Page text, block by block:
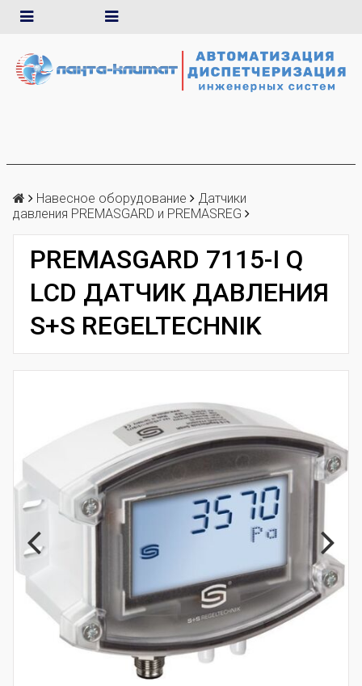
Навесное оборудование
Датчики
давления PREMASGARD и PREMASREG
PREMASGARD 7115-I Q
LCD ДАТЧИК ДАВЛЕНИЯ
S+S REGELTECHNIK